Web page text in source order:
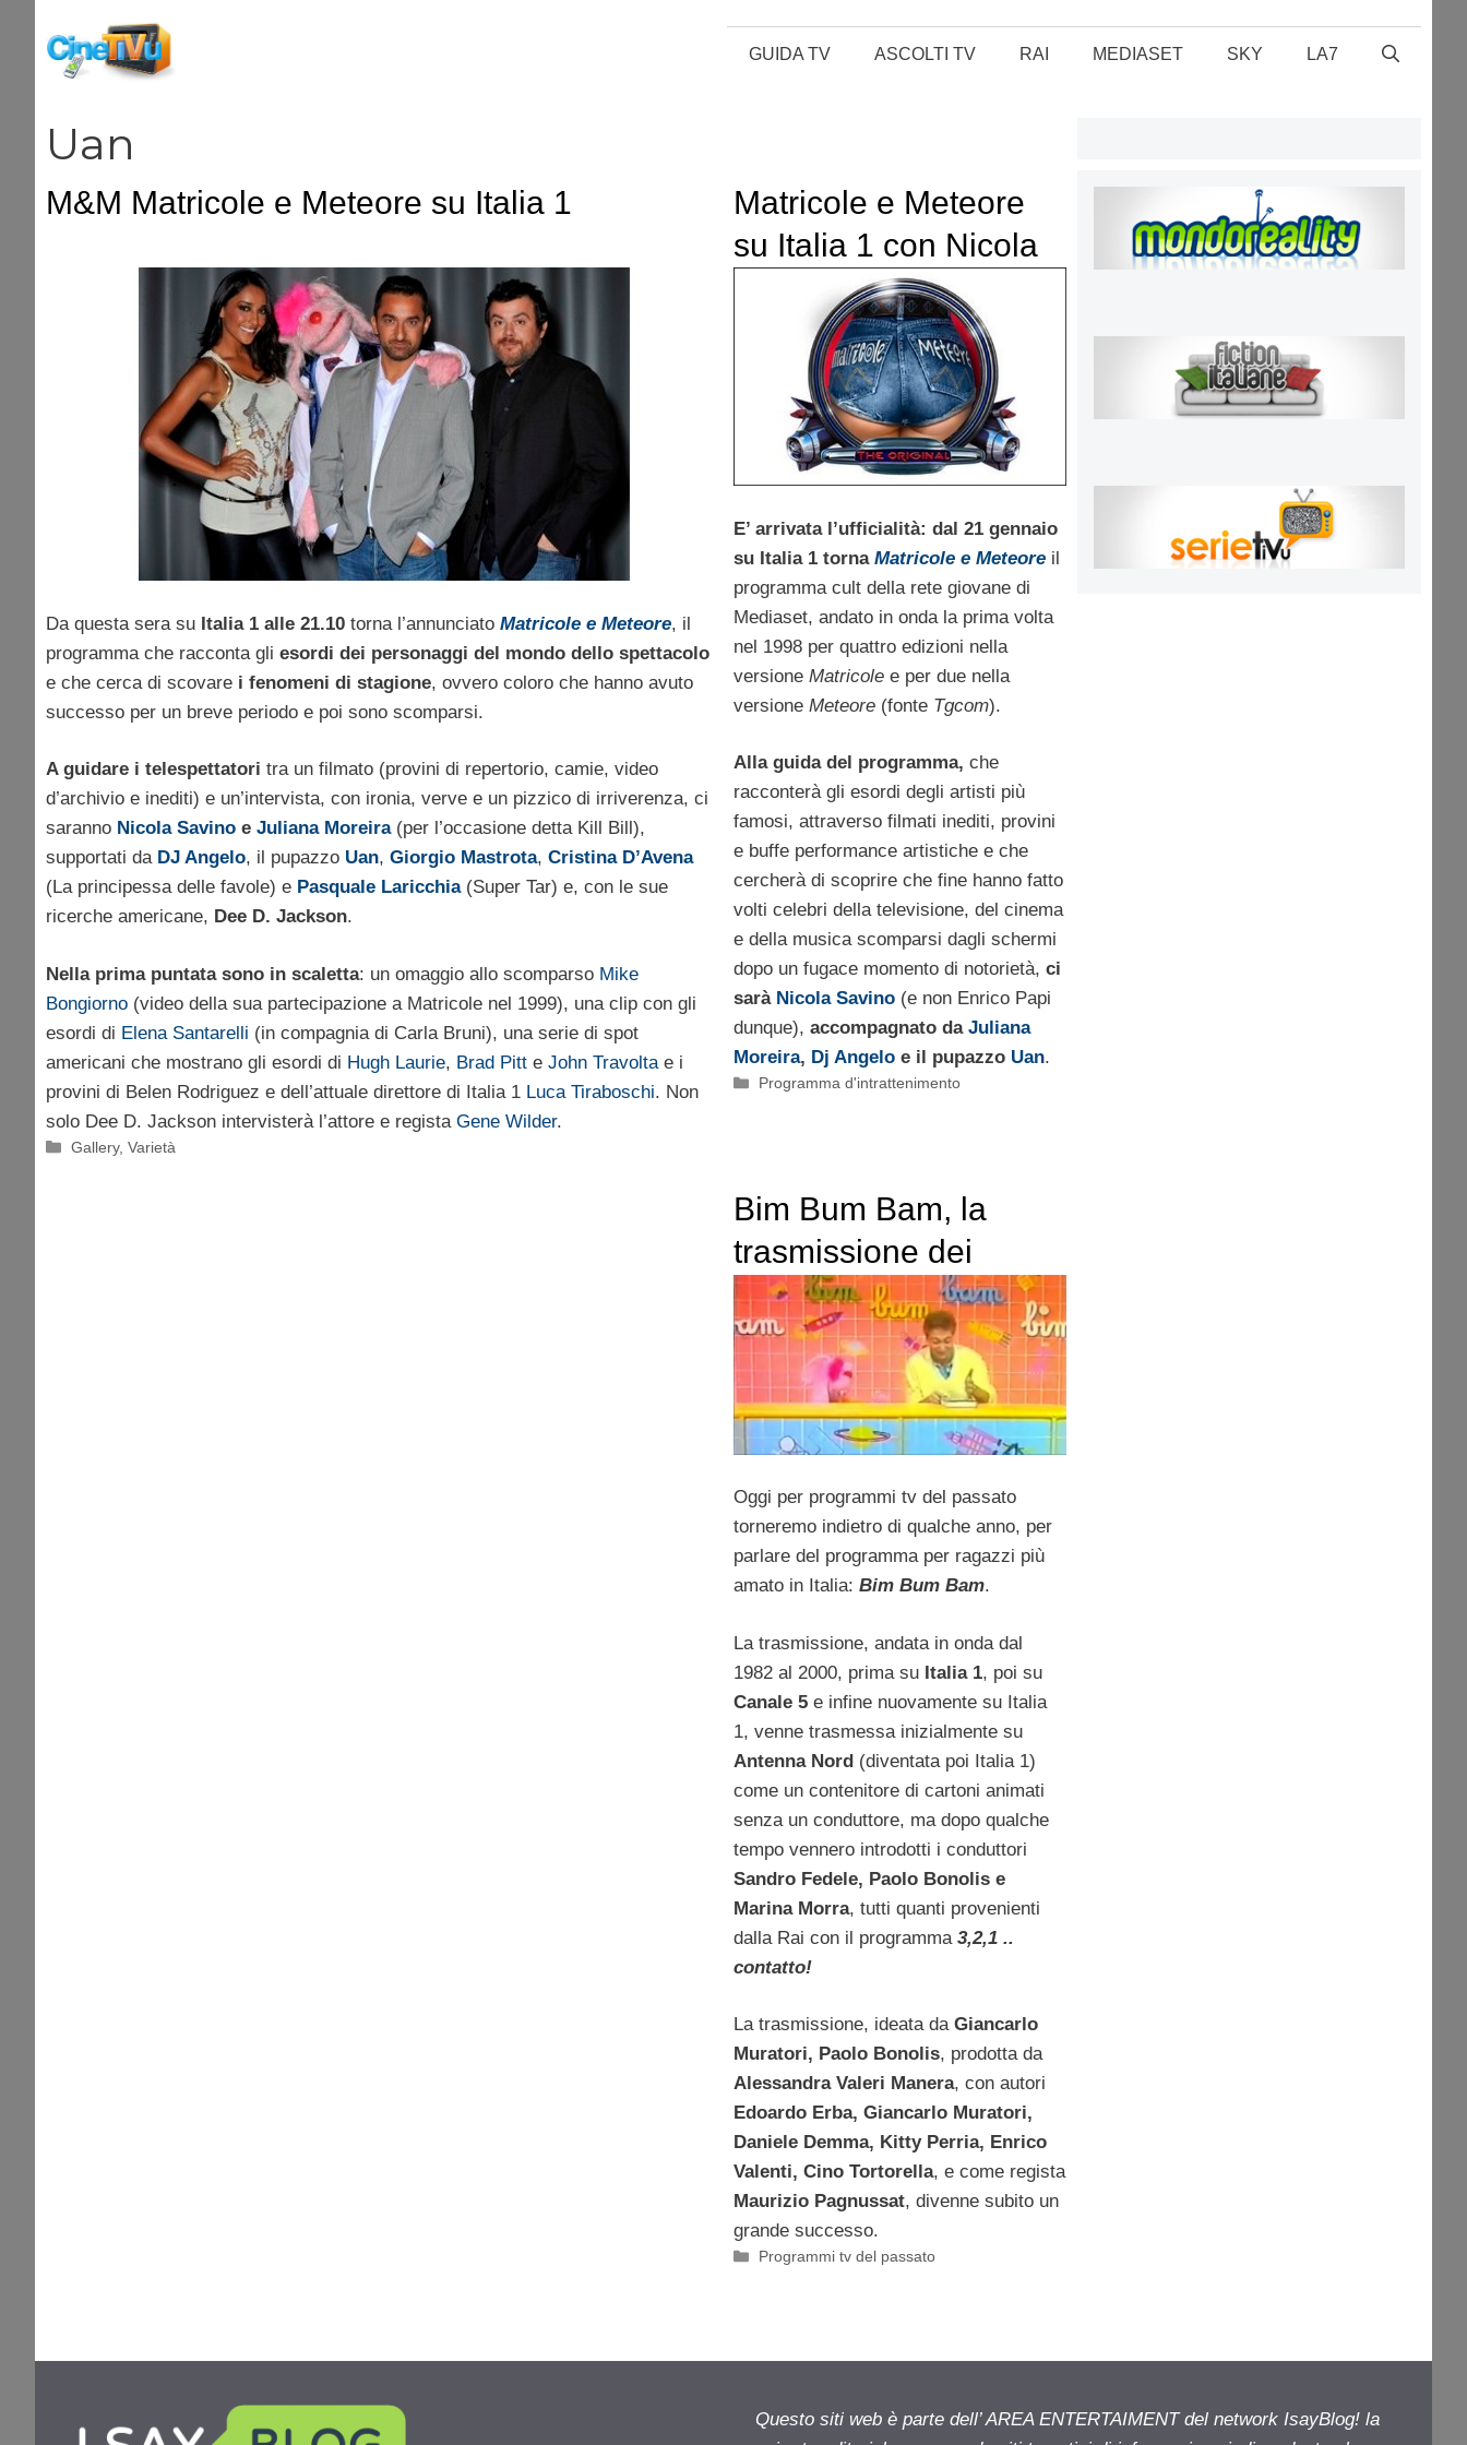
contenuto
GUIDA TV ASCOLTI TV RAI MEDIASET SKY LA7
Uan
M&M Matricole e Meteore su Italia 1
Da questa sera su Italia 1 alle 21.10 torna l’annunciato Matricole e Meteore, il
programma che racconta gli esordi dei personaggi del mondo dello spettacolo
e che cerca di scovare i fenomeni di stagione, ovvero coloro che hanno avuto
successo per un breve periodo e poi sono scomparsi.
A guidare i telespettatori tra un filmato (provini di repertorio, camie, video
d’archivio e inediti) e un’intervista, con ironia, verve e un pizzico di irriverenza, ci
saranno Nicola Savino e Juliana Moreira(per l’occasione detta Kill Bill),
supportati da DJ Angelo, il pupazzo Uan, Giorgio Mastrota, Cristina D’Avena
(La principessa delle favole) e Pasquale Laricchia(Super Tar) e, con le sue
ricerche americane, Dee D. Jackson.
Nella prima puntata sono in scaletta: un omaggio allo scomparso Mike
Bongiorno (video della sua partecipazione a Matricole nel 1999), una clip con gli
esordi di Elena Santarelli (in compagnia di Carla Bruni), una serie di spot
americani che mostrano gli esordi di Hugh Laurie, Brad Pitt e John Travoltae i
provini di Belen Rodriguez e dell’attuale direttore di Italia 1 Luca Tiraboschi. Non
solo Dee D. Jackson intervisterà l’attore e regista Gene Wilder.
Categorie
Gallery,Varietà
Matricole e Meteore
su Italia 1 con Nicola
Savino, Juliana
Moreira e Uan dal 21
gennaio
E’ arrivata l’ufficialità: dal 21 gennaio
su Italia 1 torna Matricole e Meteoreil
programma cult della rete giovane di
Mediaset, andato in onda la prima volta
nel 1998 per quattro edizioni nella
versione Matricolee per due nella
versione Meteore(fonte Tgcom).
Alla guida del programma, che
racconterà gli esordi degli artisti più
famosi, attraverso filmati inediti, provini
e buffe performance artistiche e che
cercherà di scoprire che fine hanno fatto
volti celebri della televisione, del cinema
e della musica scomparsi dagli schermi
dopo un fugace momento di notorietà, ci
sarà Nicola Savino(e non Enrico Papi
dunque), accompagnato da Juliana
Moreira, Dj Angeloe il pupazzo Uan.
Categorie
Programma d'intrattenimento
Bim Bum Bam, la
trasmissione dei
bambini
Oggi per programmi tv del passato
torneremo indietro di qualche anno, per
parlare del programma per ragazzi più
amato in Italia: Bim Bum Bam.
La trasmissione, andata in onda dal
1982 al 2000, prima su Italia 1, poi su
Canale 5e infine nuovamente su Italia
1, venne trasmessa inizialmente su
Antenna Nord(diventata poi Italia 1)
come un contenitore di cartoni animati
senza un conduttore, ma dopo qualche
tempo vennero introdotti i conduttori
Sandro Fedele, Paolo Bonolis e
Marina Morra, tutti quanti provenienti
dalla Rai con il programma 3,2,1 ..
contatto!
La trasmissione, ideata da Giancarlo
Muratori, Paolo Bonolis, prodotta da
Alessandra Valeri Manera, con autori
Edoardo Erba, Giancarlo Muratori,
Daniele Demma, Kitty Perria, Enrico
Valenti, Cino Tortorella, e come regista
Maurizio Pagnussat, divenne subito un
grande successo.
Categorie
Programmi tv del passato
Questo siti web è parte dell’ AREA ENTERTAIMENT del network IsayBlog! la